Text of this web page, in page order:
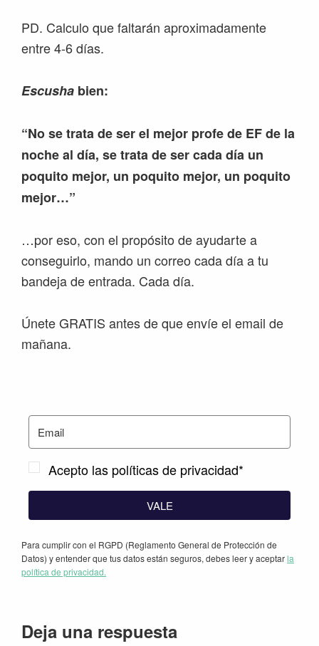
PD. Calculo que faltarán aproximadamente
entre 4-6 días.
Escusha bien:
“No se trata de ser el mejor profe de EF de la
noche al día, se trata de ser cada día un
poquito mejor, un poquito mejor, un poquito
mejor…”
…por eso, con el propósito de ayudarte a
conseguirlo, mando un correo cada día a tu
bandeja de entrada. Cada día.
Únete GRATIS antes de que envíe el email de
mañana.
Acepto las políticas de privacidad*
VALE
Para cumplir con el RGPD (Reglamento General de Protección de
Datos) y entender que tus datos están seguros, debes leer y aceptarla
política de privacidad.
Interacciones
Deja una respuesta